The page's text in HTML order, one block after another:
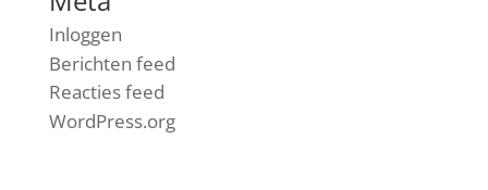
Inloggen
Berichten feed
Reacties feed
WordPress.org